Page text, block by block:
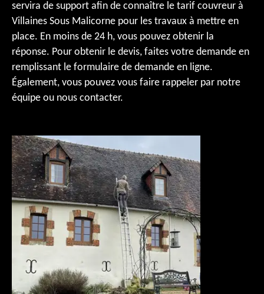
servira de support afin de connaître le tarif couvreur à
Villaines Sous Malicorne pour les travaux à mettre en
place. En moins de 24 h, vous pouvez obtenir la
réponse. Pour obtenir le devis, faites votre demande en
remplissant le formulaire de demande en ligne.
Également, vous pouvez vous faire rappeler par notre
équipe ou nous contacter.